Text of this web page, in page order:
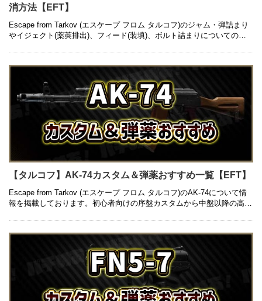
消方法【EFT】
Escape from Tarkov (エスケープ フロム タルコフ)のジャム・弾詰まり
やイジェクト(薬莢排出)、フィード(装填)、ボルト詰まりについての記
【タルコフ】AK-74カスタム＆弾薬おすすめ一覧【EFT】
Escape from Tarkov (エスケープ フロム タルコフ)のAK-74について情
報を掲載しております。初心者向けの序盤カスタムから中盤以降の高級